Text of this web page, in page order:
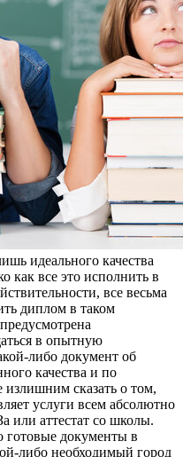
идеального качества
как все это исполнить в
все весьма
диплом в таком
в опытную
либо документ об
качества и по
излишним сказать о том,
услуги всем абсолютно
или аттестат со школы.
готовые документы в
либо необходимый город